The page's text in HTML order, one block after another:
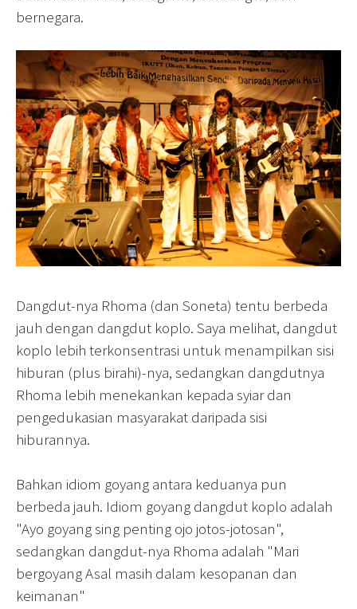
bernegara.
Dangdut-nya Rhoma (dan Soneta) tentu berbeda
jauh dengan dangdut koplo. Saya melihat, dangdut
koplo lebih terkonsentrasi untuk menampilkan sisi
hiburan (plus birahi)-nya, sedangkan dangdutnya
Rhoma lebih menekankan kepada syiar dan
pengedukasian masyarakat daripada sisi
hiburannya.
Bahkan idiom goyang antara keduanya pun
berbeda jauh. Idiom goyang dangdut koplo adalah
"Ayo goyang sing penting ojo jotos-jotosan",
sedangkan dangdut-nya Rhoma adalah "Mari
bergoyang Asal masih dalam kesopanan dan
keimanan"